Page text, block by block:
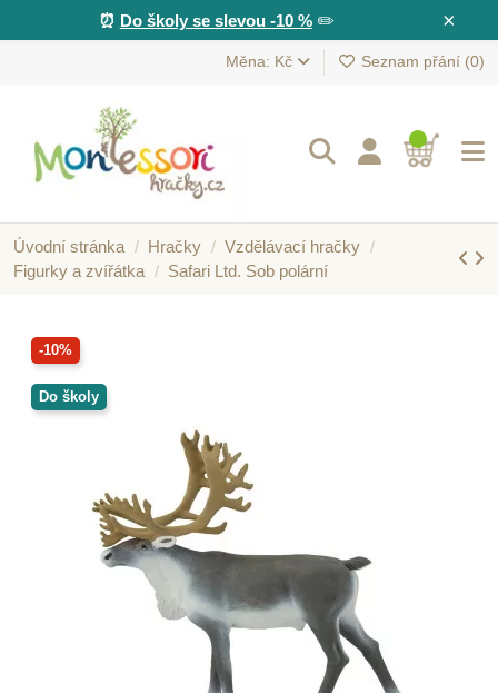
×
⏰ Do školy se slevou -10 %✏️
Měna: Kč Seznam přání (0)
Úvodní stránka Hračky
Vzdělávací hračky
Figurky a zvířátka
Safari Ltd. Sob polární
-10%
Do školy